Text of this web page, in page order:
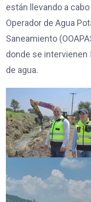
están llevando a
Operador de Agua
Saneamiento
donde se
de agua.